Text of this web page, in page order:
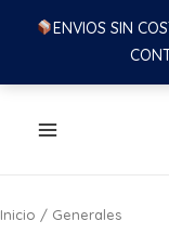
ENVIOS SIN
Inicio / Generales